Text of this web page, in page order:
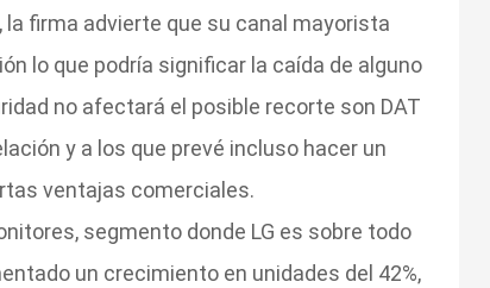
la firma advierte que su canal mayorista
lo que podría significar la caída de alguno
no afectará el posible recorte son DAT
y a los que prevé incluso hacer un
ventajas comerciales.
segmento donde LG es sobre todo
un crecimiento en unidades del 42%,